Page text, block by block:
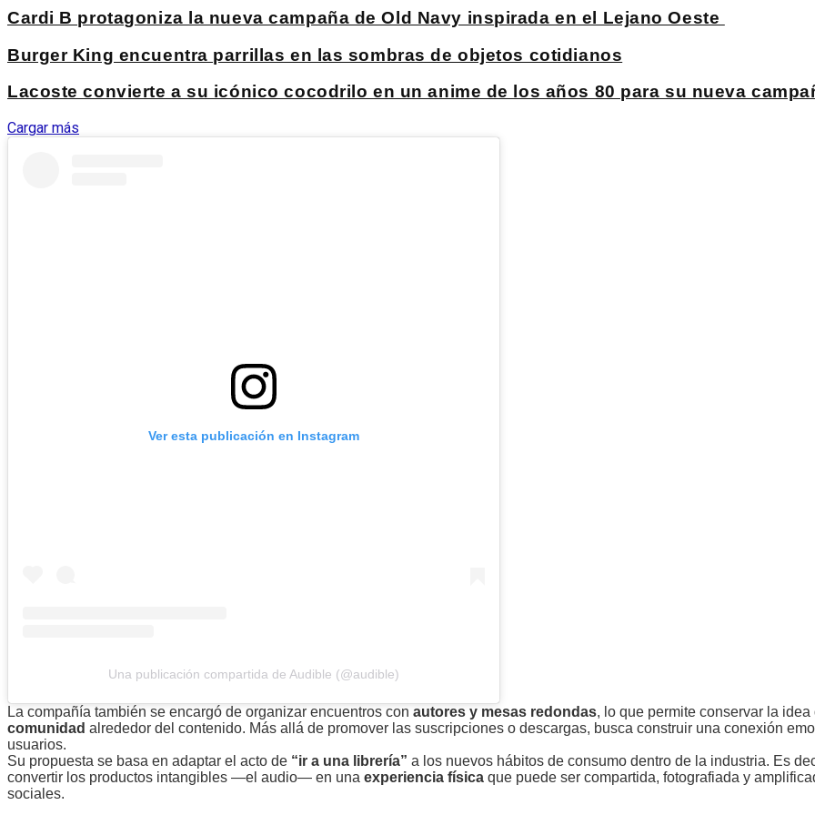
Cardi B protagoniza la nueva campaña de Old Navy inspirada en el Lejano Oeste
Burger King encuentra parrillas en las sombras de objetos cotidianos
Lacoste convierte a su icónico cocodrilo en un anime de los años 80 para su nueva
Cargar más
Ver esta publicación en Instagram
Una publicación compartida de Audible (@audible)
La compañía también se encargó de organizar encuentros con autores y mesas redondas, lo que permite conservar la idea
comunidad alrededor del contenido. Más allá de promover las suscripciones o descargas, busca construir una conexión
usuarios.
Su propuesta se basa en adaptar el acto de “ir a una librería” a los nuevos hábitos de consumo dentro de la industria. Es
convertir los productos intangibles —el audio— en una experiencia física que puede ser compartida, fotografiada y
sociales.